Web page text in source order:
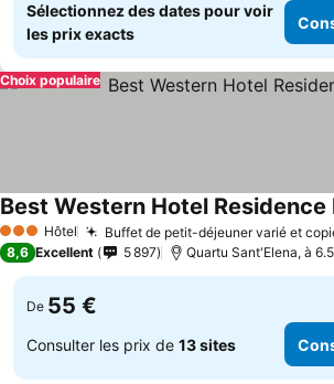
Sélectionnez des dates pour voir
les prix exacts
Choix populaire
3 ÉtoilesHôtel Buffet de petit-déjeuner varié et
Best Western Hotel Residence
8,6 Excellent 5 897 Quartu Sant'Elena, à
De 55 €
Consulter les prix de 13 sites